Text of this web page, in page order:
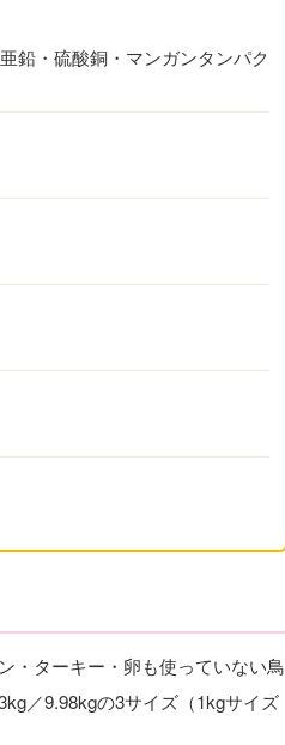
鉛・硫酸銅・マンガンタンパク
・ターキー・卵も使っていない鳥
／9.98kgの3サイズ（1kgサイズ